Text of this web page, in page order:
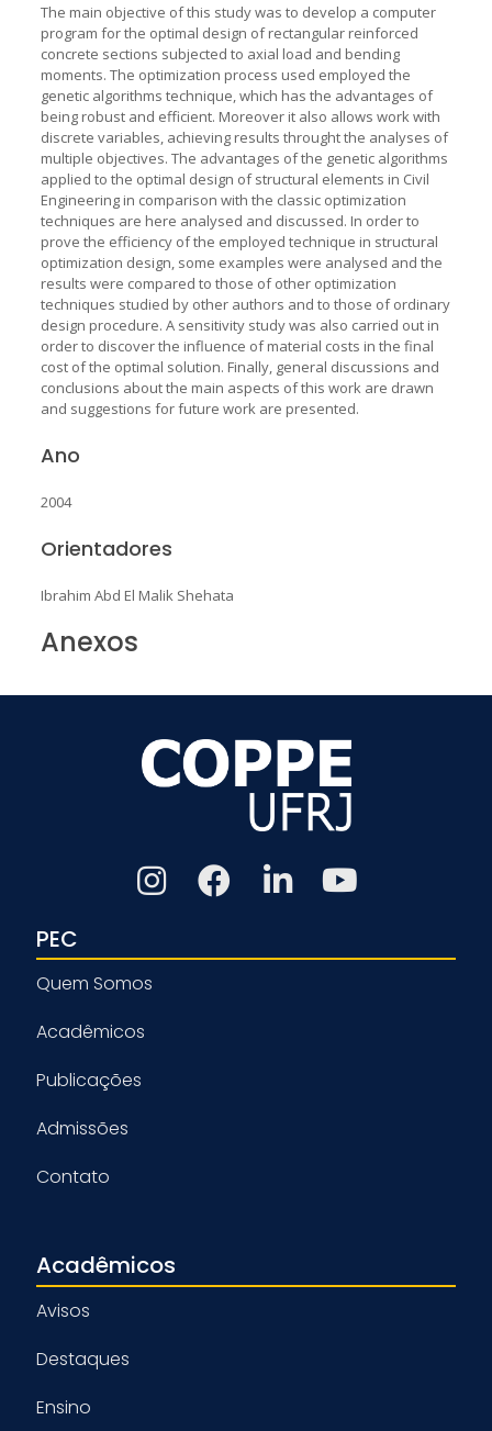
The main objective of this study was to develop a computer
program for the optimal design of rectangular reinforced
concrete sections subjected to axial load and bending
moments. The optimization process used employed the
genetic algorithms technique, which has the advantages of
being robust and efficient. Moreover it also allows work with
discrete variables, achieving results throught the analyses of
multiple objectives. The advantages of the genetic algorithms
applied to the optimal design of structural elements in Civil
Engineering in comparison with the classic optimization
techniques are here analysed and discussed. In order to
prove the efficiency of the employed technique in structural
optimization design, some examples were analysed and the
results were compared to those of other optimization
techniques studied by other authors and to those of ordinary
design procedure. A sensitivity study was also carried out in
order to discover the influence of material costs in the final
cost of the optimal solution. Finally, general discussions and
conclusions about the main aspects of this work are drawn
and suggestions for future work are presented.
Ano
2004
Orientadores
Ibrahim Abd El Malik Shehata
Anexos
PEC
Quem Somos
Acadêmicos
Publicações
Admissões
Contato
Acadêmicos
Avisos
Destaques
Ensino